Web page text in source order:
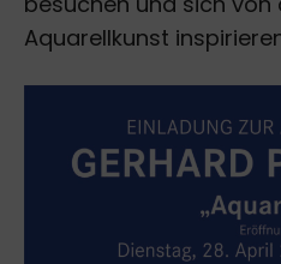
Aquarellkunst